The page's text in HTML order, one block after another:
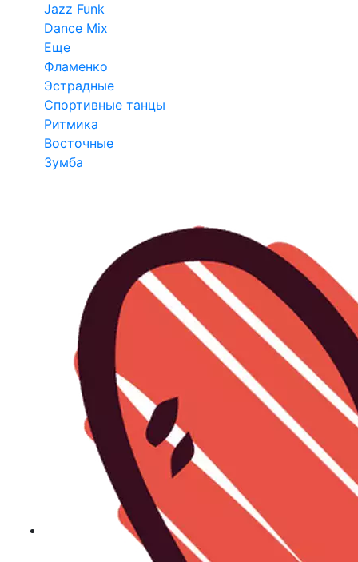
Jazz Funk
Dance Mix
Еще
Фламенко
Эстрадные
Спортивные танцы
Ритмика
Восточные
Зумба